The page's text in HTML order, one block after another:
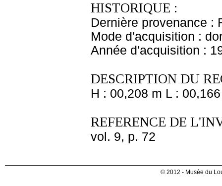
HISTORIQUE :
Dernière provenance :
Mode d'acquisition :
Année d'acquisition :
DESCRIPTION DU
H : 00,208 m L :
REFERENCE DE
vol. 9, p. 72
© 2012 - Musée du